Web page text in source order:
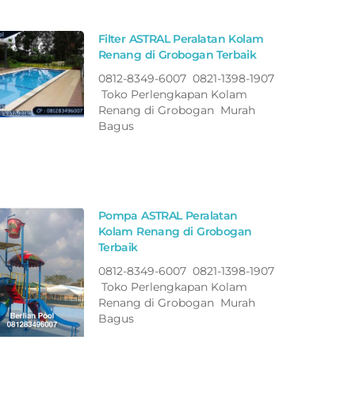
Filter ASTRAL Peralatan Kolam
Renang di Grobogan Terbaik
0812-8349-6007 0821-1398-1907
Toko Perlengkapan Kolam
Renang di Grobogan Murah
Bagus
Pompa ASTRAL Peralatan
Kolam Renang di Grobogan
Terbaik
0812-8349-6007 0821-1398-1907
Toko Perlengkapan Kolam
Renang di Grobogan Murah
Bagus